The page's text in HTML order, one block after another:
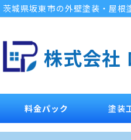
茨城県坂東市の外壁塗装・屋
株式会社
料金パック 塗装